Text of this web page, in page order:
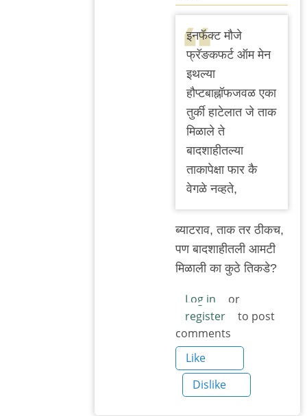
In
reply
to
म‌ठ्ठा
नाय‌.
दाट
ताक
ऊर्फ
आय
by
इन‌फॅक्ट मौजे
फ्रॅङक‌फ‌र्ट ऑम मेन
इथल्या
हौप्ट‌बाह्नॉफ‌ज‌वळ एका
तुर्की हाटेलात‌ जे ताक
मिळाले ते
बाद‌शाहीत‌ल्या
ताकापेक्षा फार‌ कै
वेग‌ळे न‌व्ह‌ते,
ब्याटराव, ताक तर ठीकच,
पण बादशाहीतली आमटी
मिळाली का कुठे तिकडे?
Log in
or
register
to post
comments
Like
Dislike